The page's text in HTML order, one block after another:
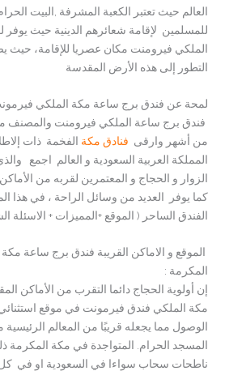
العالم حيث تعتبر الكعبة المشرفة ,البيت
للمسلمين لإقامة شعائرهم الدينية حيث
الملكي فيرومنت مكان عصريا للإقامة، حيث
التطور إلى هذه الأرض المقدسة
لمحة عن فندق برج ساعة مكة الملكي
فندق برج ساعة الملكي فيرومنت
من أشهر وارقى فنادق مكة الفخمة ذات
المملكة العربية السعودية و العالم اجمع
الزوار و الحجاج و المعتمرين لقربه من
كما يوفر العديد من وسائل الراحة ، في هذا
الفندق الساحر ( الموقع +المميزات + الاسئلة
الموقع و الاماكن القريبة فندق برج ساعة
المكرمة :
إن أولوية الحجاج دائما التقرب من الأماكن
مكة الملكي فندق فيرمونت في موقع
الوصول مما يجعله قريبًا من المعالم
المسجد الحرام. المتواجدة في مكة المكرمة
ناطحات سحاب سواءا في السعودية او في كل